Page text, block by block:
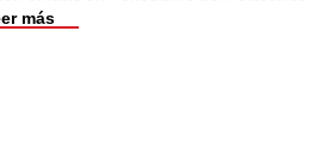
más